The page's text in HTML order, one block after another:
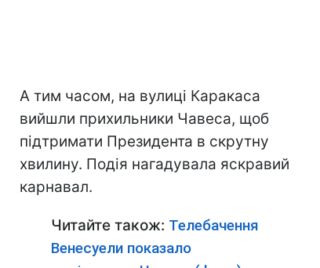
А тим часом, на вулиці Каракаса
вийшли прихильники Чавеса, щоб
підтримати Президента в скрутну
хвилину. Подія нагадувала яскравий
карнавал.
Читайте також: Телебачення
Венесуели показало